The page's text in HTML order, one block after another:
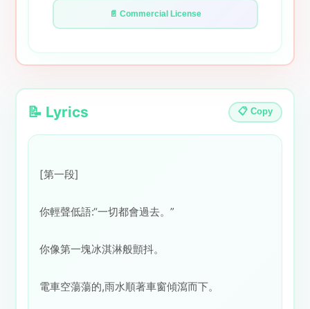
📄 Commercial License
📝 Lyrics 📋 Copy
[第一段]
你輕聲低語:“一切都會過去。”
你像第一塊冰淇淋般顫抖。
電車空蕩蕩的,雨水順著車窗傾瀉而下。